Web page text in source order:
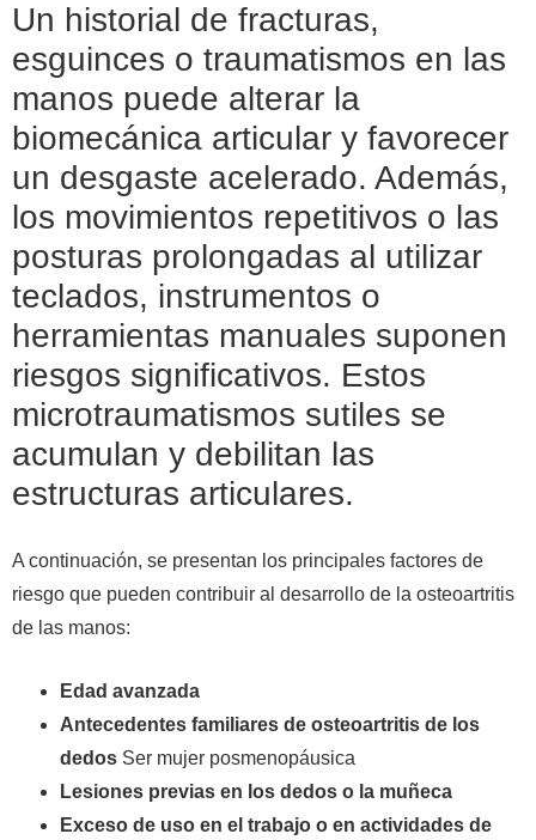
Un historial de fracturas,
esguinces o traumatismos en las
manos puede alterar la
biomecánica articular y favorecer
un desgaste acelerado. Además,
los movimientos repetitivos o las
posturas prolongadas al utilizar
teclados, instrumentos o
herramientas manuales suponen
riesgos significativos. Estos
microtraumatismos sutiles se
acumulan y debilitan las
estructuras articulares.
A continuación, se presentan los principales factores de
riesgo que pueden contribuir al desarrollo de la osteoartritis
de las manos:
Edad avanzada
Antecedentes familiares de osteoartritis de los
dedos Ser mujer posmenopáusica
Lesiones previas en los dedos o la muñeca
Exceso de uso en el trabajo o en actividades de